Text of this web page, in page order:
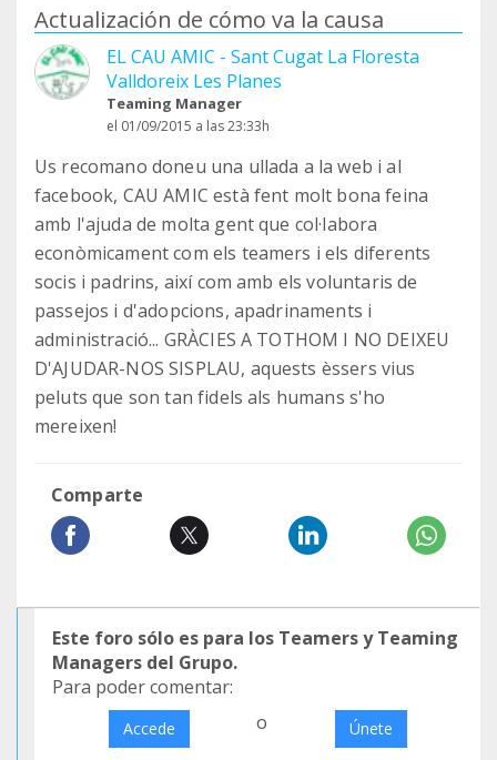
Actualización de cómo va la causa
EL CAU AMIC - Sant Cugat La Floresta
Valldoreix Les Planes
Teaming Manager
el 01/09/2015 a las 23:33h
Us recomano doneu una ullada a la web i al
facebook, CAU AMIC està fent molt bona feina
amb l'ajuda de molta gent que col·labora
econòmicament com els teamers i els diferents
socis i padrins, així com amb els voluntaris de
passejos i d'adopcions, apadrinaments i
administració... GRÀCIES A TOTHOM I NO DEIXEU
D'AJUDAR-NOS SISPLAU, aquests èssers vius
peluts que son tan fidels als humans s'ho
mereixen!
Comparte
Este foro sólo es para los Teamers y Teaming
Managers del Grupo.
Para poder comentar:
Accede o Únete